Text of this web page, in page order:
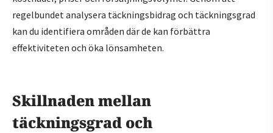
regelbundet analysera täckningsbidrag och täckningsgrad
kan du identifiera områden där de kan förbättra
effektiviteten och öka lönsamheten.
Skillnaden mellan
täckningsgrad och